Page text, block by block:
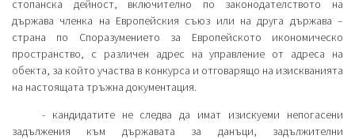
стопанска дейност, включително по законодателството на
държава членка на Европейския съюз или на друга държава –
страна по Споразумението за Европейското икономическо
пространство, с различен адрес на управление от адреса на
обекта, за който участва в конкурса и отговарящо на изискванията
на настоящата тръжна документация.
- кандидатите не следва да имат изискуеми непогасени
задължения към държавата за данъци, задължителни